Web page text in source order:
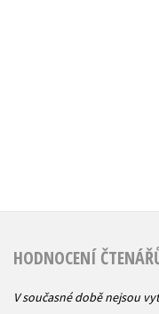
HODNOCENÍ
V současné době nejsou